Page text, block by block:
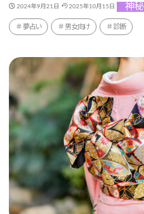
2024年9月21日 2025年10月15日 神秘
夢占い 男女向け 診断